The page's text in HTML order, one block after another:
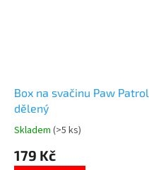
Box na svačinu Paw Patrol
dělený
Průměrné
produktu
Skladem (>5 ks)
179 Kč